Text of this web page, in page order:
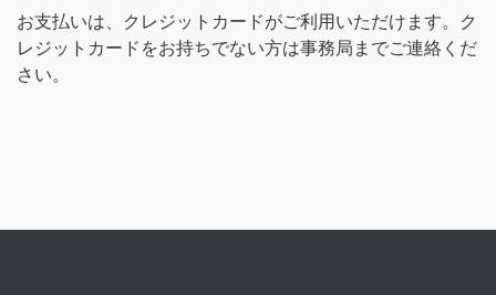
お支払いは、クレジットカードがご利用いただけます。ク
レジットカードをお持ちでない方は事務局までご連絡くだ
さい。